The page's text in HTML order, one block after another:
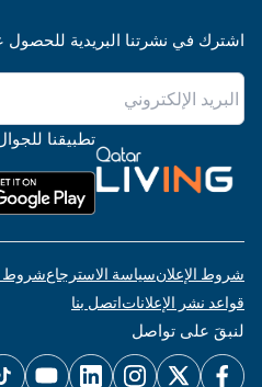
اشترك في نشرتنا البريدية
تطبيقنا
شروط الإعلانسياسة الاسترجاعشروط
قواعد نشر الإعلاناتاتصل بنا
لنبقَ على تواصل